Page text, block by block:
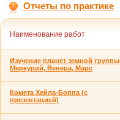
Отчеты по практике
Наименование работ
Изучение планет земной группы
Меркурий, Венера, Марс
Комета Хейла-Боппа (с
презентацией)